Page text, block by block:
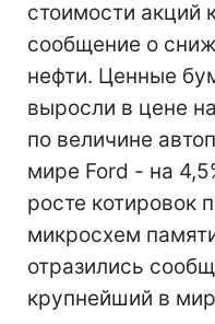
стоимости акций
сообщение о
нефти. Ценные
выросли в цене
по величине
мире Ford - на
росте котировок
микросхем
отразились
крупнейший в